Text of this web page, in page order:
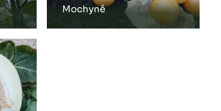
Mochyně